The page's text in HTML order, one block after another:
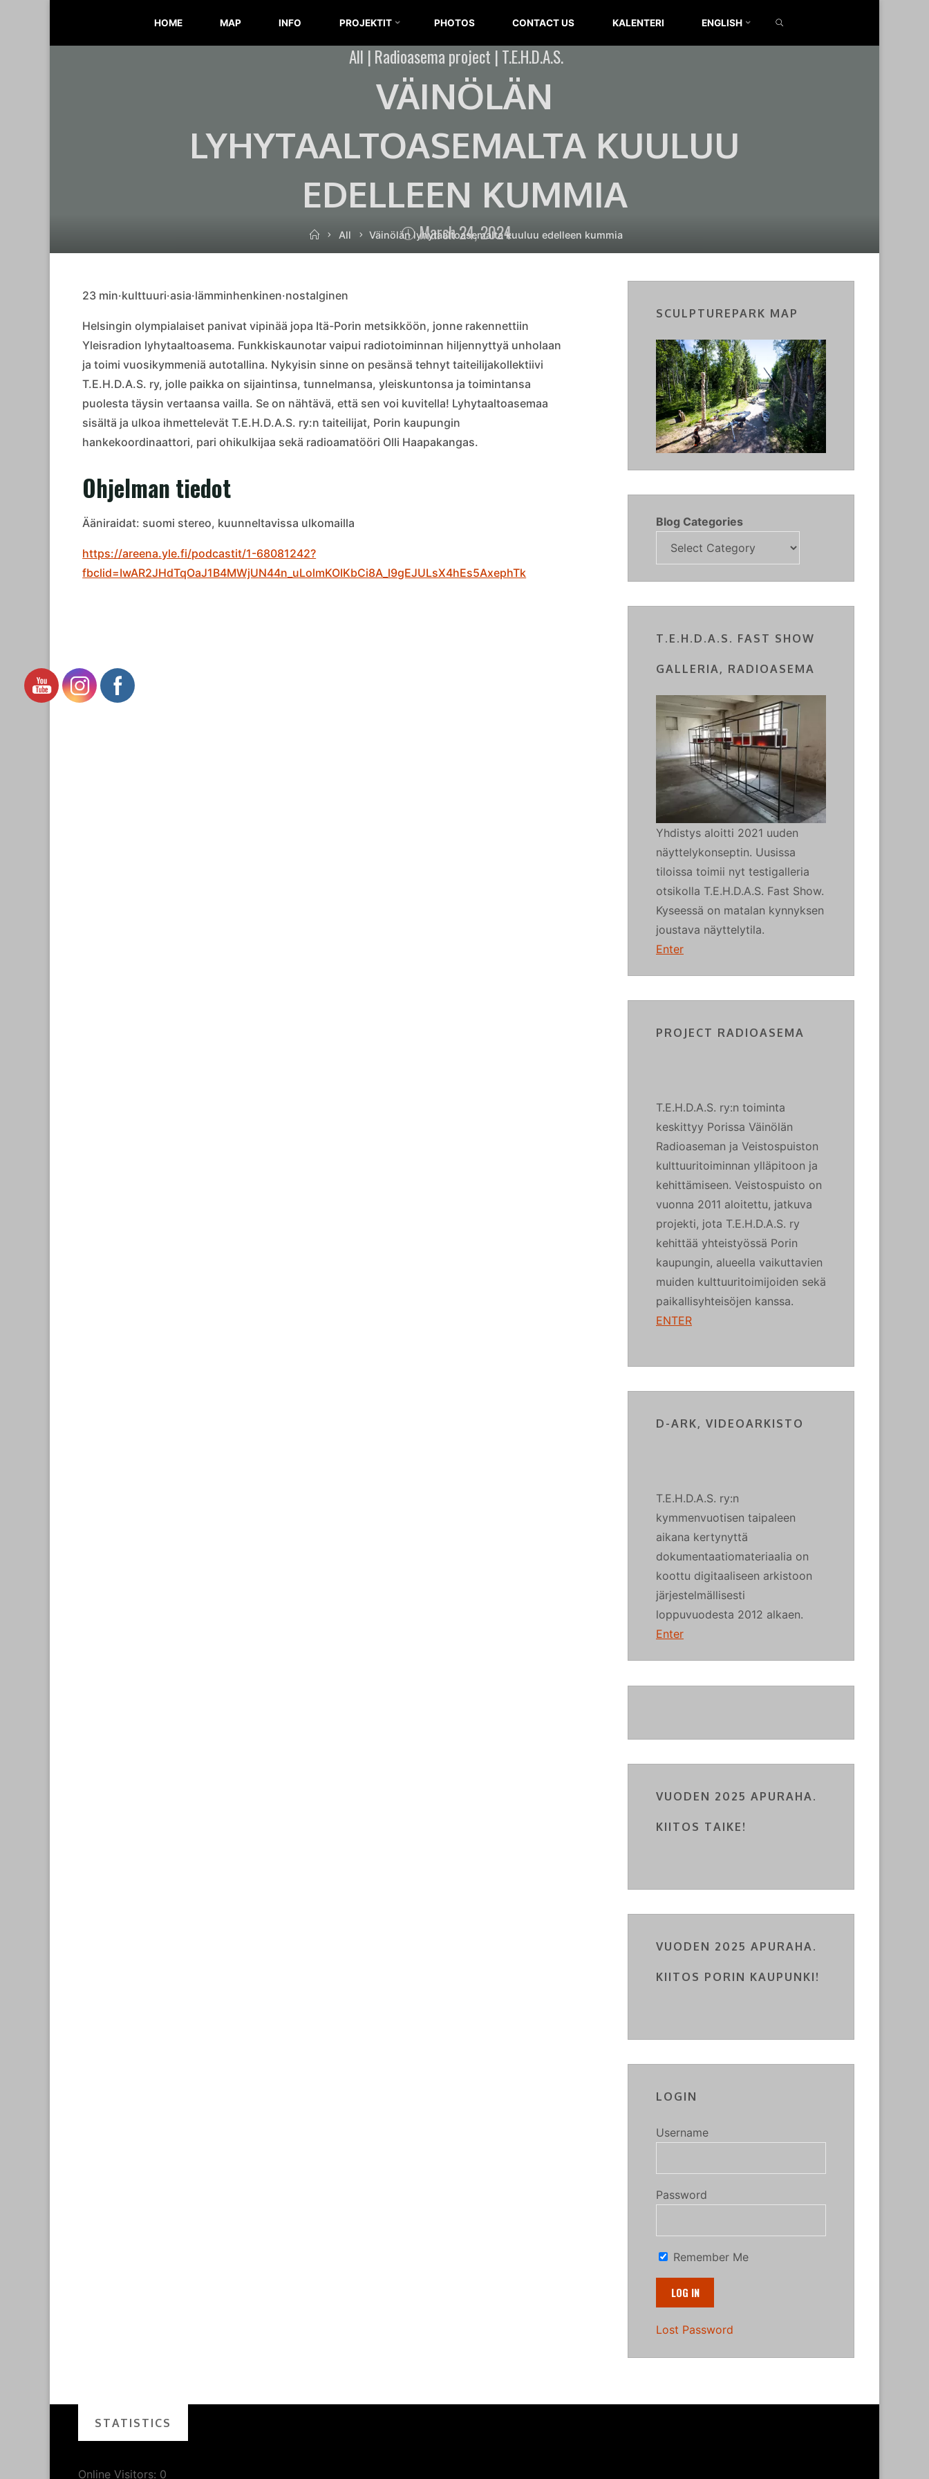
HOME MAP INFO PROJEKTIT PHOTOS CONTACT US KALENTERI ENGLISH
All | Radioasema project | T.E.H.D.A.S.
VÄINÖLÄN
LYHYTAALTOASEMALTA KUULUU
EDELLEEN KUMMIA
March 24, 2024
Home
All Väinölän lyhytaaltoasemalta kuuluu edelleen kummia
23 min·kulttuuri·asia·lämminhenkinen·nostalginen
Helsingin olympialaiset panivat vipinää jopa Itä-Porin metsikköön, jonne rakennettiin
Yleisradion lyhytaaltoasema. Funkkiskaunotar vaipui radiotoiminnan hiljennyttyä unholaan
ja toimi vuosikymmeniä autotallina. Nykyisin sinne on pesänsä tehnyt taiteilijakollektiivi
T.E.H.D.A.S. ry, jolle paikka on sijaintinsa, tunnelmansa, yleiskuntonsa ja toimintansa
puolesta täysin vertaansa vailla. Se on nähtävä, että sen voi kuvitella! Lyhytaaltoasemaa
sisältä ja ulkoa ihmettelevät T.E.H.D.A.S. ry:n taiteilijat, Porin kaupungin
hankekoordinaattori, pari ohikulkijaa sekä radioamatööri Olli Haapakangas.
Ohjelman tiedot
Ääniraidat: suomi stereo, kuunneltavissa ulkomailla
https://areena.yle.fi/podcastit/1-68081242?
fbclid=IwAR2JHdTqOaJ1B4MWjUN44n_uLolmKOIKbCi8A_l9gEJULsX4hEs5AxephTk
SCULPTUREPARK MAP
Blog Categories
T.E.H.D.A.S. FAST SHOW
GALLERIA, RADIOASEMA
Yhdistys aloitti 2021 uuden
näyttelykonseptin. Uusissa
tiloissa toimii nyt testigalleria
otsikolla T.E.H.D.A.S. Fast Show.
Kyseessä on matalan kynnyksen
joustava näyttelytila.
Enter
PROJECT RADIOASEMA
T.E.H.D.A.S. ry:n toiminta
keskittyy Porissa Väinölän
Radioaseman ja Veistospuiston
kulttuuritoiminnan ylläpitoon ja
kehittämiseen. Veistospuisto on
vuonna 2011 aloitettu, jatkuva
projekti, jota T.E.H.D.A.S. ry
kehittää yhteistyössä Porin
kaupungin, alueella vaikuttavien
muiden kulttuuritoimijoiden sekä
paikallisyhteisöjen kanssa.
ENTER
D-ARK, VIDEOARKISTO
T.E.H.D.A.S. ry:n
kymmenvuotisen taipaleen
aikana kertynyttä
dokumentaatiomateriaalia on
koottu digitaaliseen arkistoon
järjestelmällisesti
loppuvuodesta 2012 alkaen.
Enter
VUODEN 2025 APURAHA.
KIITOS TAIKE!
VUODEN 2025 APURAHA.
KIITOS PORIN KAUPUNKI!
LOGIN
Username
Password
Remember Me
Lost Password
STATISTICS
Online Visitors: 0